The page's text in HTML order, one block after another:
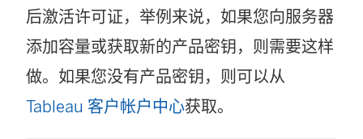
在
新
窗
后激活许可证，举例来说，如果您向服务器
添加容量或获取新的产品密钥，则需要这样
做。如果您没有产品密钥，则可以从
Tableau 客户帐户中心获取。